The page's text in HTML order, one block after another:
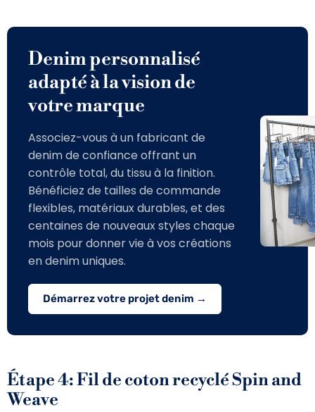
Denim personnalisé
adapté à la vision de
votre marque
Associez-vous à un fabricant de
denim de confiance offrant un
contrôle total, du tissu à la finition.
Bénéficiez de tailles de commande
flexibles, matériaux durables, et des
centaines de nouveaux styles chaque
mois pour donner vie à vos créations
en denim uniques.
Démarrez votre projet denim →
Étape 4: Fil de coton recyclé Spin and
Weave